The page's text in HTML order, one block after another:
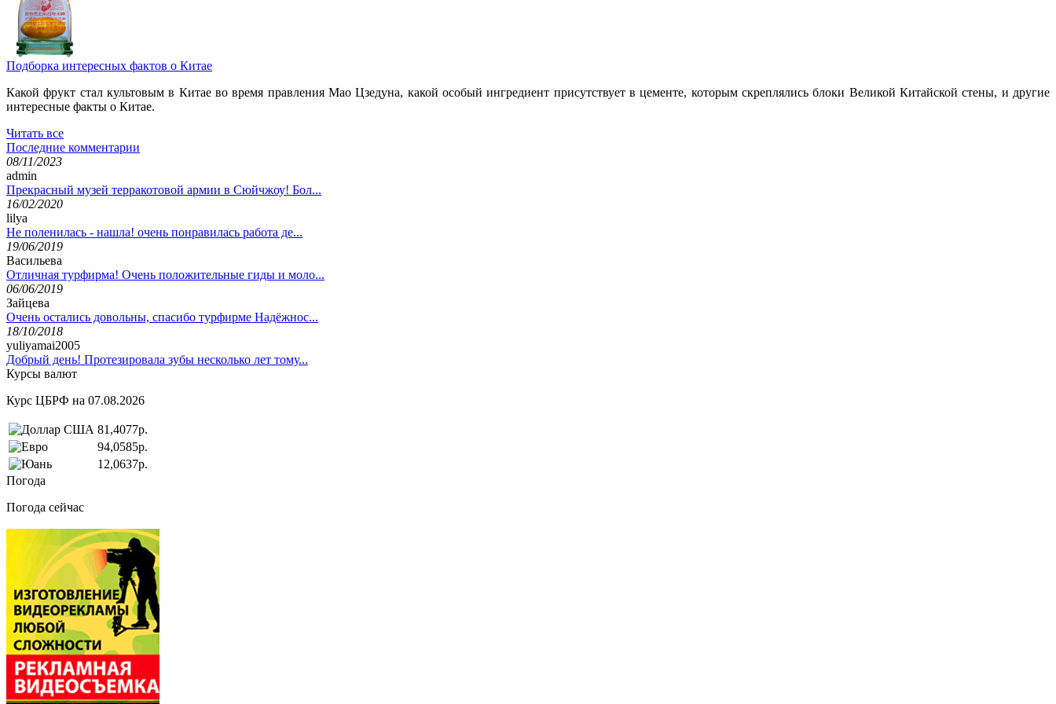
Подборка интересных фактов о Китае
Какой фрукт стал культовым в Китае во время правления Мао Цзедуна, какой особый ингредиент присутствует в цементе, которым скреплялись блоки Великой Китайской стены, и другие
интересные факты о Китае.
Читать все
Последние комментарии
08/11/2023
admin
Прекрасный музей терракотовой армии в Сюйчжоу! Бол...
16/02/2020
lilya
Не поленилась - нашла! очень понравилась работа де...
19/06/2019
Васильева
Отличная турфирма! Очень положительные гиды и моло...
06/06/2019
Зайцева
Очень остались довольны, спасибо турфирме Надёжнос...
18/10/2018
yuliyamai2005
Добрый день! Протезировала зубы несколько лет тому...
Курсы валют
Курс ЦБРФ на 07.08.2026
81,4077р.
94,0585р.
12,0637р.
Погода
Погода сейчас